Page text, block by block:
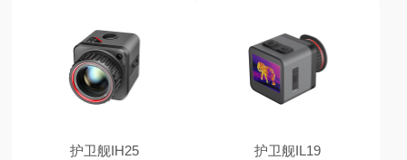
护卫舰IH25 护卫舰IL19